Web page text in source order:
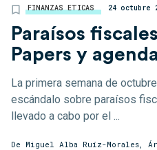
FINANZAS ETICAS 24 octubre
Paraísos
Papers y
La primera semana de
escándalo sobre paraísos
llevado a cabo por el ...
De Miguel Alba Ruíz-Morales,